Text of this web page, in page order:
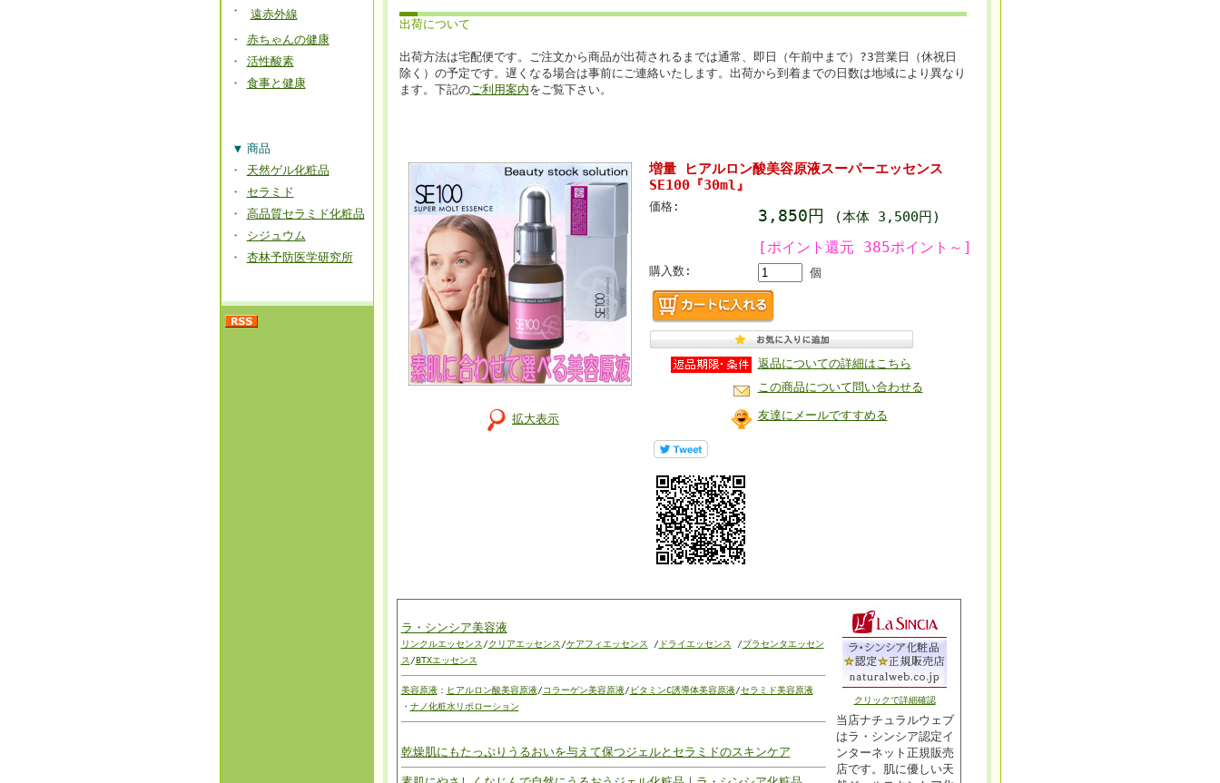
・
遠赤外線
・
赤ちゃんの健康
・
活性酸素
・
食事と健康
▼ 商品
・
天然ゲル化粧品
・
セラミド
・
高品質セラミド化粧品
・
シジュウム
・
杏林予防医学研究所
出荷について
出荷方法は宅配便です。ご注文から商品が出荷されるまでは通常、即日（午前中まで）?3営業日（休祝日
除く）の予定です。遅くなる場合は事前にご連絡いたします。出荷から到着までの日数は地域により異なり
ます。下記のご利用案内をご覧下さい。
拡大表示
増量 ヒアルロン酸美容原液スーパーエッセンス
SE100『30ml』
価格: 3,850円 (本体 3,500円)
[ポイント還元 385ポイント～]
購入数: 個
返品についての詳細はこちら
この商品について問い合わせる
友達にメールですすめる
ラ・シンシア美容液
リンクルエッセンス/クリアエッセンス/ケアフィエッセンス / ドライエッセンス /プラセンタエッセン
ス/BTXエッセンス
美容原液： ヒアルロン酸美容原液/コラーゲン美容原液/ ビタミンC誘導体美容原液/セラミド美容原液
・ ナノ化粧水リポローション
乾燥肌にもたっぷりうるおいを与えて保つジェルとセラミドのスキンケア
クリックで詳細確認
当店ナチュラルウェブ
はラ・シンシア認定イ
ンターネット正規販売
店です。肌に優しい天